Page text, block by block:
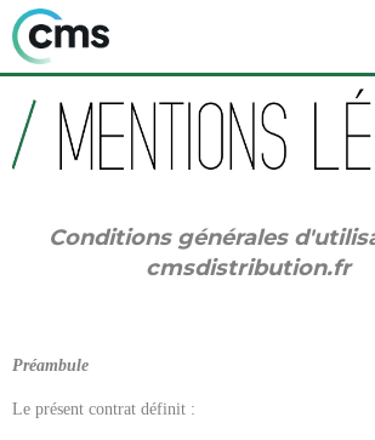
Conditions générales
cmsdistribution.fr
Préambule
Le présent contrat définit :